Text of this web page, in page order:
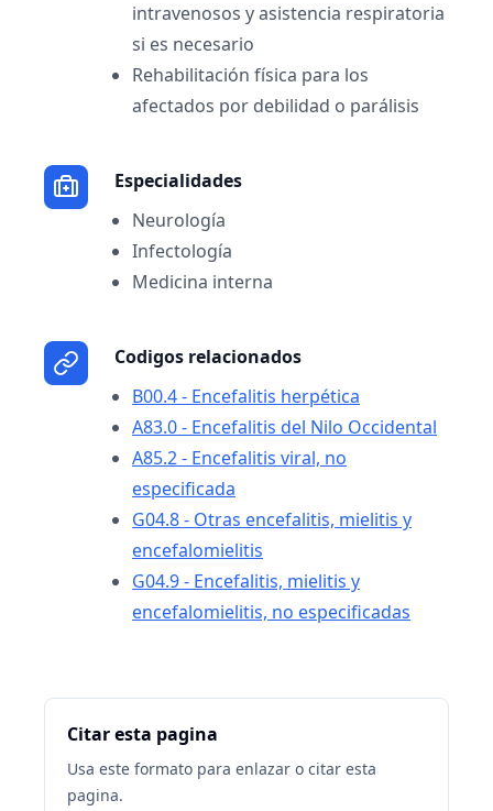
intravenosos y asistencia respiratoria
si es necesario
Rehabilitación física para los
afectados por debilidad o parálisis
Especialidades
Neurología
Infectología
Medicina interna
Codigos relacionados
B00.4 - Encefalitis herpética
A83.0 - Encefalitis del Nilo Occidental
A85.2 - Encefalitis viral, no
especificada
G04.8 - Otras encefalitis, mielitis y
encefalomielitis
G04.9 - Encefalitis, mielitis y
encefalomielitis, no especificadas
Citar esta pagina
Usa este formato para enlazar o citar esta
pagina.